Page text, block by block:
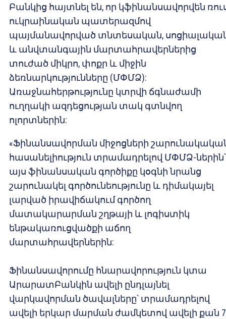
Բանկից հայտնել են, որ կֆինանսավորվեն
ուկրաինական պատերազմով
պայմանավորված տնտեսական,
և անվտանգային մարտահրավերներից
տուժած միկրո, փոքր և միջին
ձեռնարկությունները (ՄՓՄՁ):
Առաջնահերթությունը կտրվի ճգնաժամի
ուղղակի ազդեցության տակ գտնվող
ոլորտներին:
«Ֆինանսավորման միջոցների
հասանելիություն տրամադրելով ՄՓՄՁ-ներին՝
այս ֆինանսական գործիքը կօգնի նրանց
շարունակել գործունեությունը և դիմակայել
լարված իրավիճակում գործող
մատակարարման շղթայի և լոգիստիկ
ենթակառուցվածքի աճող
մարտահրավերներին:
Ֆինանսավորումը հնարավորություն կտա
ԱրարատԲանկին ավելի ընդլայնել
վարկավորման ծավալները՝ տրամադրելով
ավելի երկար մարման ժամկետով ավելի քան